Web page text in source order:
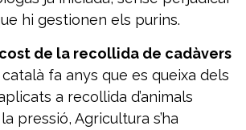
hi gestionen els purins.
de la recollida de cadàvers
fa anys que es queixa dels
a recollida d’animals
pressió, Agricultura s’ha